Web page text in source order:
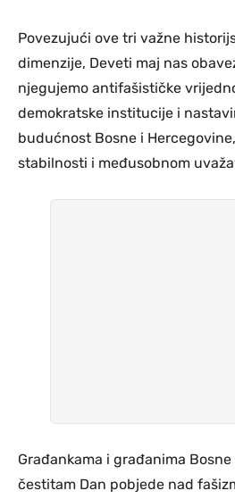
Povezujući ove tri važne
dimenzije, Deveti maj nas
njegujemo antifašističke
demokratske institucije i
budućnost Bosne i
stabilnosti i međusobnom
Građankama i građanima
čestitam Dan pobjede nad